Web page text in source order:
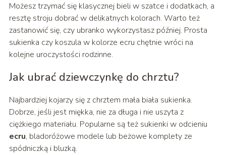
Możesz trzymać się klasycznej bieli w szatce i dodatkach, a
resztę stroju dobrać w delikatnych kolorach. Warto też
zastanowić się, czy ubranko wykorzystasz później. Prosta
sukienka czy koszula w kolorze ecru chętnie wróci na
kolejne uroczystości rodzinne.
Jak ubrać dziewczynkę do chrztu?
Najbardziej kojarzy się z chrztem mała biała sukienka.
Dobrze, jeśli jest miękka, nie za długa i nie uszyta z
ciężkiego materiału. Popularne są też sukienki w odcieniu
ecru, bladoróżowe modele lub beżowe komplety ze
spódniczką i bluzką.